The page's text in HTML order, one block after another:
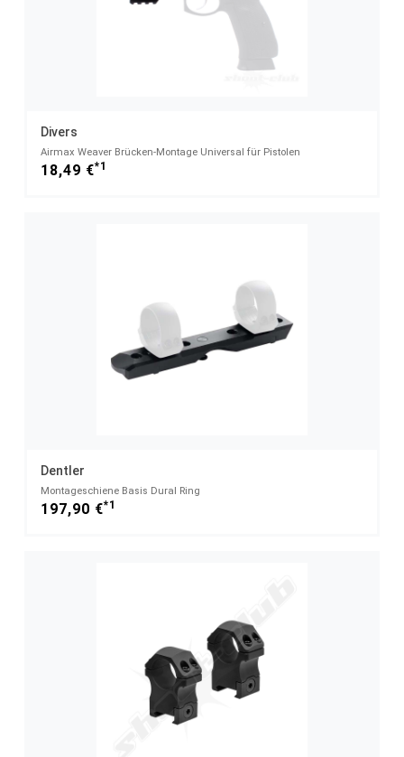
Divers
Airmax Weaver Brücken-Montage Universal für Pistolen
18,49 €*1
Dentler
Montageschiene Basis Dural Ring
197,90 €*1